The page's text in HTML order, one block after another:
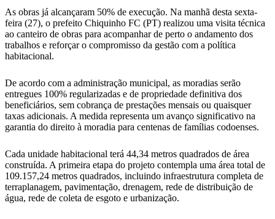
As obras já alcançaram 50% de execução. Na manhã desta sexta-
feira (27), o prefeito Chiquinho FC (PT) realizou uma visita técnica
ao canteiro de obras para acompanhar de perto o andamento dos
trabalhos e reforçar o compromisso da gestão com a política
habitacional.
De acordo com a administração municipal, as moradias serão
entregues 100% regularizadas e de propriedade definitiva dos
beneficiários, sem cobrança de prestações mensais ou quaisquer
taxas adicionais. A medida representa um avanço significativo na
garantia do direito à moradia para centenas de famílias codoenses.
Cada unidade habitacional terá 44,34 metros quadrados de área
construída. A primeira etapa do projeto contempla uma área total de
109.157,24 metros quadrados, incluindo infraestrutura completa de
terraplanagem, pavimentação, drenagem, rede de distribuição de
água, rede de coleta de esgoto e urbanização.